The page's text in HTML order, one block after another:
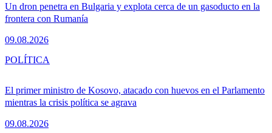
Un dron penetra en Bulgaria y explota cerca de un gasoducto en la
frontera con Rumanía
09.08.2026
El primer ministro de Kosovo, atacado con huevos en el Parlamento
mientras la crisis política se agrava
09.08.2026
POLÍTICA